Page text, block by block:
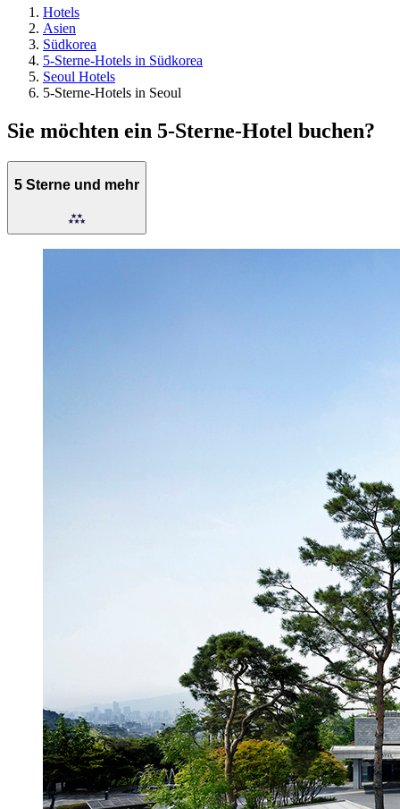
Hotels
Asien
Südkorea
5-Sterne-Hotels in Südkorea
Seoul Hotels
5-Sterne-Hotels in Seoul
Sie möchten ein 5-Sterne-Hotel buchen?
5 Sterne und mehr